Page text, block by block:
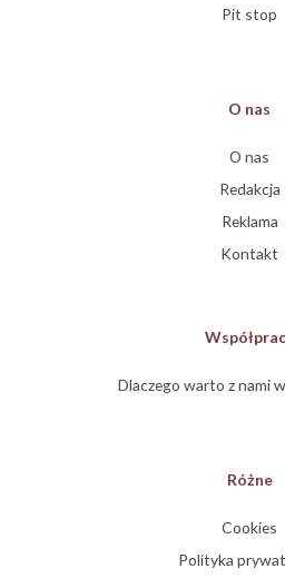
Pit stop
O nas
O nas
Redakcja
Reklama
Kontakt
Dlaczego warto z nami
Różne
Cookies
Polityka